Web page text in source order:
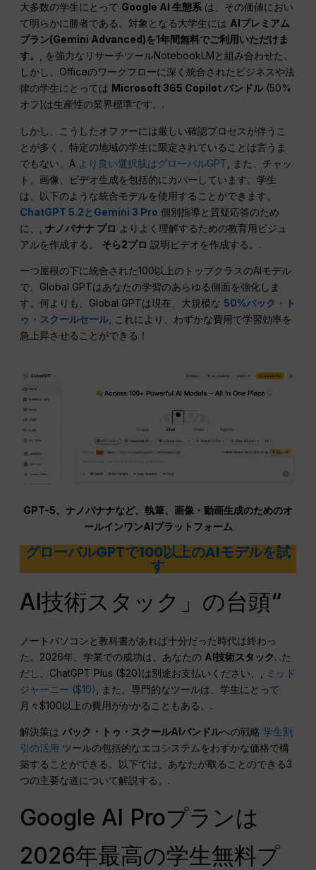
大多数の学生にとって Google AI生態系 は、その価値におい
て明らかに勝者である。対象となる大学生には AIプレミアム
プラン(Gemini Advanced)を1年間無料でご利用いただけま
す。
, を強力なリサーチツールNotebookLMと組み合わせた。
しかし、Officeのワークフローに深く統合されたビジネスや法
律の学生にとっては Microsoft 365 Copilot バンドル(50%
オフ)は生産性の業界標準です。.
しかし、こうしたオファーには厳しい確認プロセスが伴うこ
とが多く、特定の地域の学生に限定されていることは言うま
でもない。A より良い選択肢はグローバルGPT , また、チャッ
ト、画像、ビデオ生成を包括的にカバーしています。学生
は、以下のような統合モデルを使用することができます。
ChatGPT 5.2とGemini 3 Pro 個別指導と質疑応答のため
に、,ナノバナナ プロ よりよく理解するための教育用ビジュ
アルを作成する。 そら2プロ 説明ビデオを作成する。.
一つ屋根の下に統合された100以上のトップクラスのAIモデル
で、Global GPTはあなたの学習のあらゆる側面を強化しま
す。何よりも、Global GPTは現在、大規模な50%バック・ト
ゥ・スクールセール, これにより、わずかな費用で学習効率を
急上昇させることができる！
GPT-5、ナノバナナなど、執筆、画像・動画生成のためのオ
ールインワンAIプラットフォーム
グローバルGPTで100以上のAIモデルを試
す
AI技術スタック」の台頭“
ノートパソコンと教科書があれば十分だった時代は終わっ
た。2026年、学業での成功は、あなたの AI技術スタック. .た
だし、ChatGPT Plus ($20)は別途お支払いください、,
ミッド
ジャーニー ($10)
, また、専門的なツールは、学生にとって
月々$100以上の費用がかかることもある。.
解決策はバック・トゥ・スクールAIバンドルへの戦略学生割
引の活用 ツールの包括的なエコシステムをわずかな価格で構
築することができる。以下では、あなたが取ることのできる3
つの主要な道について解説する。.
Google AI Proプランは
2026年最高の学生無料プ